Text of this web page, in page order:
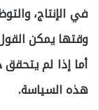
في الإنتاج،
وقتها يمكن
أما إذا لم
هذه السياسة.